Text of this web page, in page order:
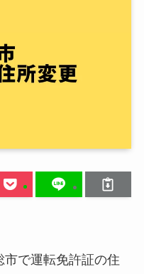
市で運転免許証の住